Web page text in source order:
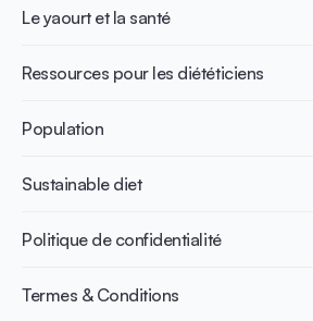
Qu’est-ce que le yaourt ?
Nutri-dense food
Le yaourt et la santé
Healthy Diets & Lifestyle
Santé intestinale
Santé osseuse
Gestion du poids
Ressources pour les diététiciens
Publications
Infographics
Recettes
Population
Adulte
Sportif
Sustainable diet
Benefits for planet health
Benefits for human health
Politique de confidentialité
Termes & Conditions